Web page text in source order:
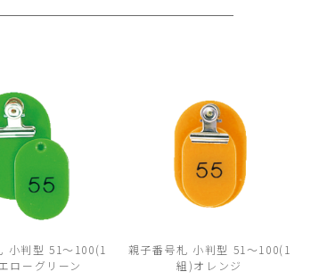
小判型 51～100(1
ローグリーン
親子番号札 小判型 51～100(1
組)オレンジ